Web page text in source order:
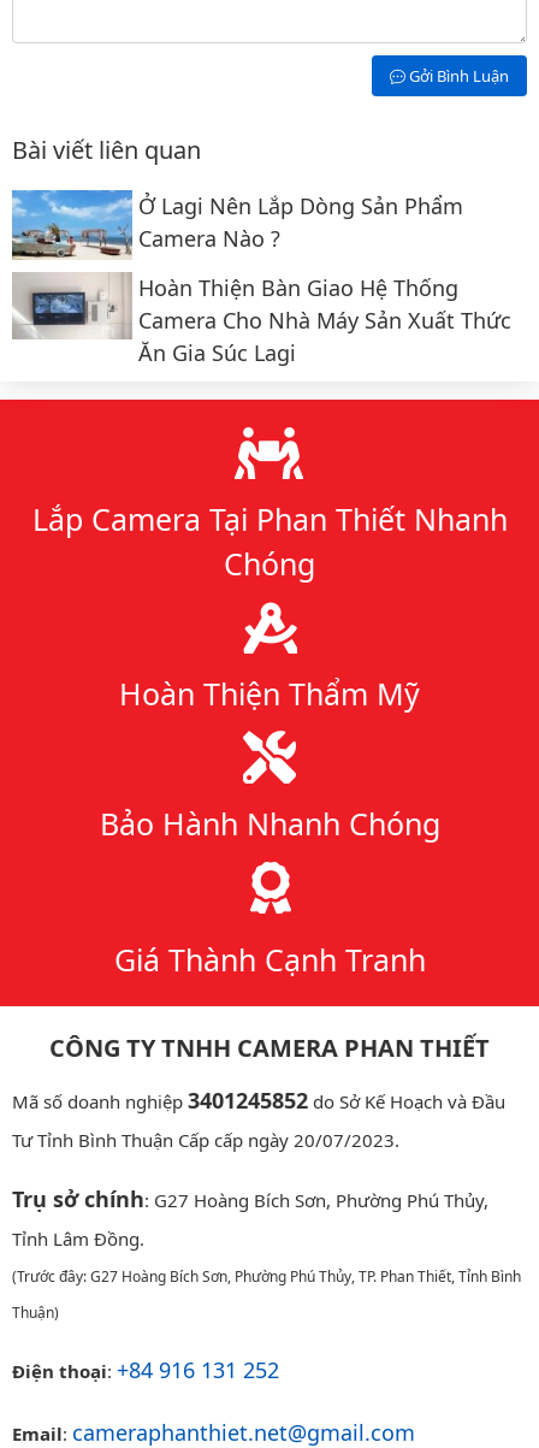
Gởi Bình Luận
Bài viết liên quan
Ở Lagi Nên Lắp Dòng Sản Phẩm
Camera Nào ?
Hoàn Thiện Bàn Giao Hệ Thống
Camera Cho Nhà Máy Sản Xuất Thức
Ăn Gia Súc Lagi
Lý do chọn chúng tôi
Lắp Camera Tại Phan Thiết Nhanh
Chóng
Hoàn Thiện Thẩm Mỹ
Bảo Hành Nhanh Chóng
Giá Thành Cạnh Tranh
CÔNG TY TNHH CAMERA PHAN THIẾT
Mã số doanh nghiệp 3401245852 do Sở Kế Hoạch và Đầu
Tư Tỉnh Bình Thuận Cấp cấp ngày 20/07/2023.
Trụ sở chính: G27 Hoàng Bích Sơn, Phường Phú Thủy,
Tỉnh Lâm Đồng.
(Trước đây: G27 Hoàng Bích Sơn, Phường Phú Thủy, TP. Phan Thiết, Tỉnh Bình
Thuận)
Điện thoại: +84 916 131 252
Email: cameraphanthiet.net@gmail.com